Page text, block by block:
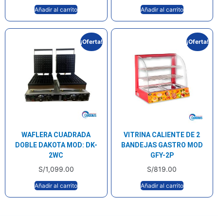
Añadir al carrito Añadir al carrito
¡Oferta!
WAFLERA CUADRADA
DOBLE DAKOTA MOD: DK-
2WC
S/1,099.00
Añadir al carrito
¡Oferta!
VITRINA CALIENTE DE 2
BANDEJAS GASTRO MOD
GFY-2P
S/819.00
Añadir al carrito